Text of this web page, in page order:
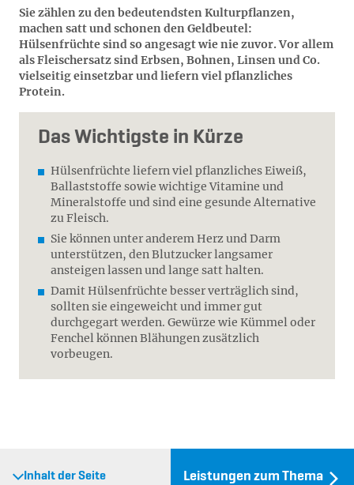
Sie zählen zu den bedeutendsten Kulturpflanzen,
machen satt und schonen den Geldbeutel:
Hülsenfrüchte sind so angesagt wie nie zuvor. Vor allem
als Fleischersatz sind Erbsen, Bohnen, Linsen und Co.
vielseitig einsetzbar und liefern viel pflanzliches
Protein.
Das Wichtigste in Kürze
Hülsenfrüchte liefern viel pflanzliches Eiweiß,
Ballaststoffe sowie wichtige Vitamine und
Mineralstoffe und sind eine gesunde Alternative
zu Fleisch.
Sie können unter anderem Herz und Darm
unterstützen, den Blutzucker langsamer
ansteigen lassen und lange satt halten.
Damit Hülsenfrüchte besser verträglich sind,
sollten sie eingeweicht und immer gut
durchgegart werden. Gewürze wie Kümmel oder
Fenchel können Blähungen zusätzlich
vorbeugen.
Inhalt der Seite Leistungen zum Thema